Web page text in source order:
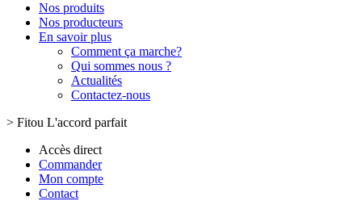
Nos produits
Nos producteurs
En savoir plus
Comment ça marche?
Qui sommes nous ?
Actualités
Contactez-nous
> Fitou L'accord parfait
Accès direct
Commander
Mon compte
Contact